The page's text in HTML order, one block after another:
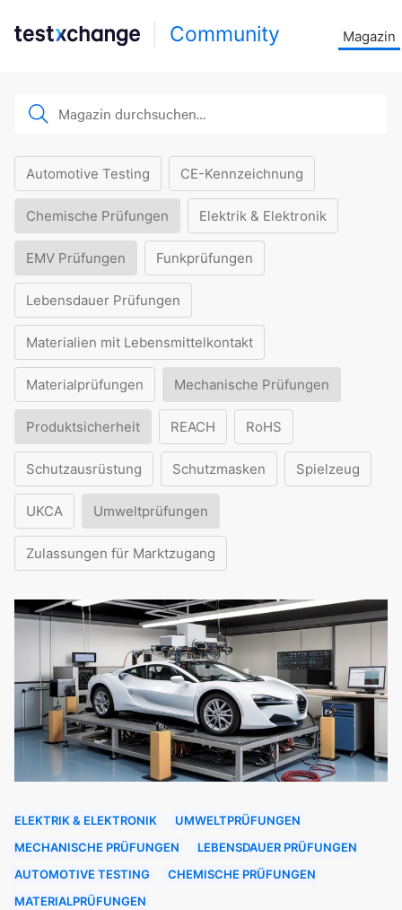
Community Magazin
Automotive Testing CE-Kennzeichnung
Chemische Prüfungen Elektrik & Elektronik
EMV Prüfungen Funkprüfungen
Lebensdauer Prüfungen
Materialien mit Lebensmittelkontakt
Materialprüfungen Mechanische Prüfungen
Produktsicherheit REACH RoHS
Schutzausrüstung Schutzmasken Spielzeug
UKCA Umweltprüfungen
Zulassungen für Marktzugang
ELEKTRIK & ELEKTRONIK
UMWELTPRÜFUNGEN
MECHANISCHE PRÜFUNGEN
LEBENSDAUER PRÜFUNGEN
AUTOMOTIVE TESTING
CHEMISCHE PRÜFUNGEN
MATERIALPRÜFUNGEN